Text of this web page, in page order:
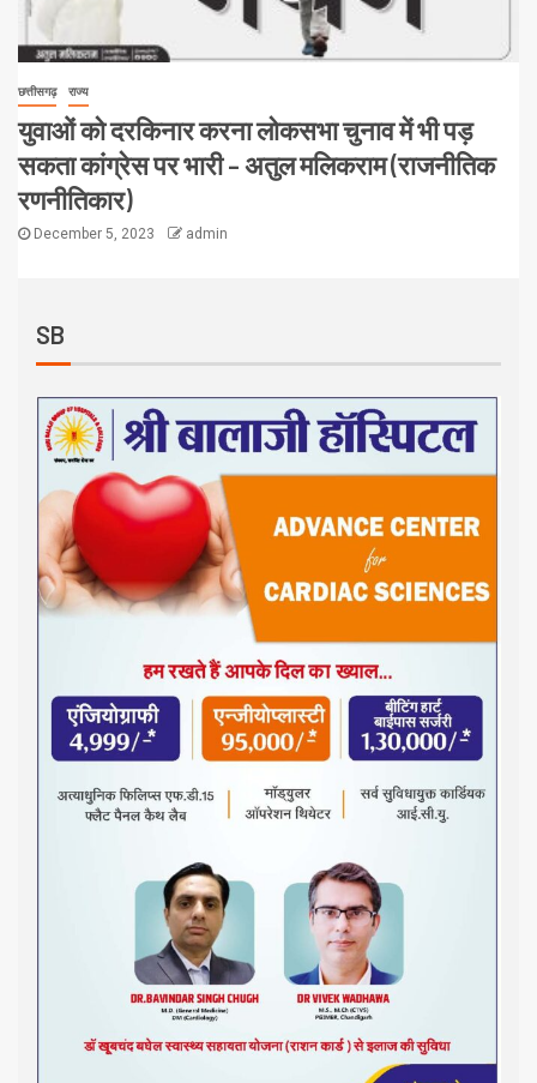
छत्तीसगढ़ राज्य
युवाओं को दरकिनार करना लोकसभा चुनाव में भी पड़
सकता कांग्रेस पर भारी – अतुल मलिकराम (राजनीतिक
रणनीतिकार)
December 5, 2023 admin
SB